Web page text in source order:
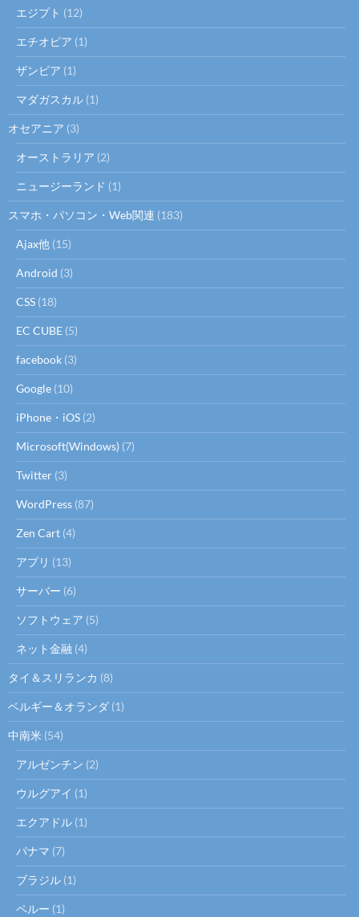
エジプト (12)
エチオピア (1)
ザンビア (1)
マダガスカル (1)
オセアニア (3)
オーストラリア (2)
ニュージーランド (1)
スマホ・パソコン・Web関連 (183)
Ajax他 (15)
Android (3)
CSS (18)
EC CUBE (5)
facebook (3)
Google (10)
iPhone・iOS (2)
Microsoft(Windows) (7)
Twitter (3)
WordPress (87)
Zen Cart (4)
アプリ (13)
サーバー (6)
ソフトウェア (5)
ネット金融 (4)
タイ＆スリランカ (8)
ベルギー＆オランダ (1)
中南米 (54)
アルゼンチン (2)
ウルグアイ (1)
エクアドル (1)
パナマ (7)
ブラジル (1)
ペルー (1)